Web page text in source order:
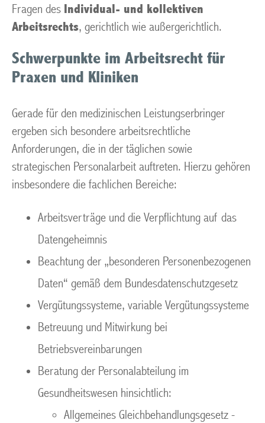
Fragen des Individual- und kollektiven
Arbeitsrechts, gerichtlich wie außergerichtlich.
Schwerpunkte im Arbeitsrecht für
Praxen und Kliniken
Gerade für den medizinischen Leistungserbringer
ergeben sich besondere arbeitsrechtliche
Anforderungen, die in der täglichen sowie
strategischen Personalarbeit auftreten. Hierzu gehören
insbesondere die fachlichen Bereiche:
Arbeitsverträge und die Verpflichtung auf das
Datengeheimnis
Beachtung der „besonderen Personenbezogenen
Daten“ gemäß dem Bundesdatenschutzgesetz
Vergütungssysteme, variable Vergütungssysteme
Betreuung und Mitwirkung bei
Betriebsvereinbarungen
Beratung der Personalabteilung im
Gesundheitswesen hinsichtlich:
Allgemeines Gleichbehandlungsgesetz -